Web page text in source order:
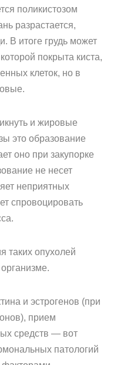
поликистозом
разрастается,
В итоге грудь может
покрыта киста,
клеток, но в
и жировые
это образование
оно при закупорке
не несет
неприятных
спровоцировать
таких опухолей
и эстрогенов (при
прием
средств — вот
патологий